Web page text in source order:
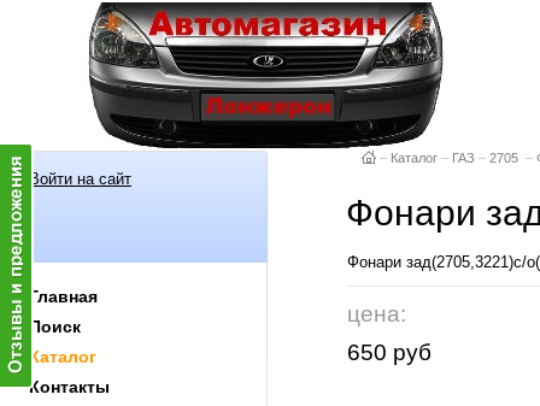
Войти на сайт
Главная
Поиск
Каталог
Контакты
– Каталог – ГАЗ – 2705 –
Фонари
Фонари зад(2705,3221)с/
цена:
650 руб